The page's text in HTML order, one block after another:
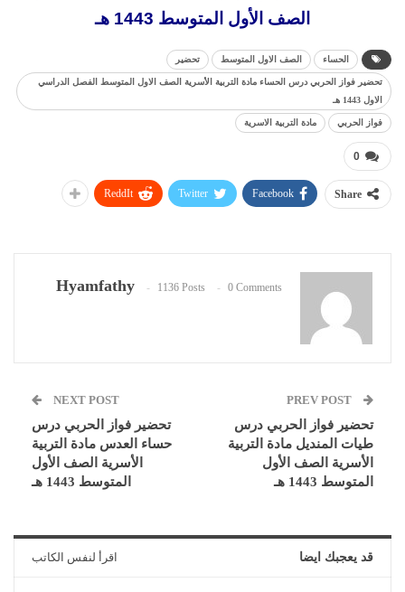
الصف الأول المتوسط 1443 هـ
الحساء الصف الاول المتوسط تحضير
تحضير فواز الحربي درس الحساء مادة التربية الأسرية الصف الاول المتوسط الفصل الدراسي
الاول 1443 هـ
فواز الحربي مادة التربية الاسرية
0
Share
Facebook
Twitter
ReddIt
Hyamfathy 1136 Posts 0 Comments
تحضير فواز الحربي درس
طيات المنديل مادة التربية
الأسرية الصف الأول
المتوسط 1443 هـ
NEXT POST
تحضير فواز الحربي درس
حساء العدس مادة التربية
الأسرية الصف الأول
المتوسط 1443 هـ
قد يعجبك ايضا اقرأ لنفس الكاتب